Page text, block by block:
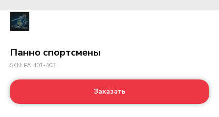
Панно спортсмены
SKU: PA 401-403
Заказать